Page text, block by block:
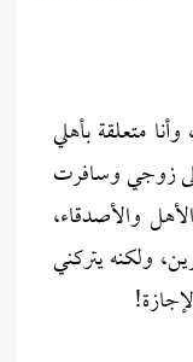
متعلقة بأهلي
زوجي وسافرت
والأصدقاء،
ولكنه يتركني